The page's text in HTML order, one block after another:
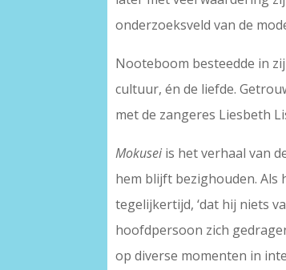
onderzoeksveld van de
Nooteboom besteedde in
cultuur, én de liefde.
met de zangeres Liesbeth
Mokusei is het verhaal van
hem blijft bezighouden.
tegelijkertijd, ‘dat hij niets
hoofdpersoon zich
op diverse momenten in